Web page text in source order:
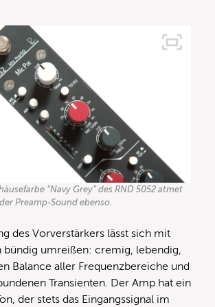
“Navy Grey” des RND 5052 atmet
Preamp-Sound ebenso.
des Vorverstärkers lässt sich mit
bündig umreißen: cremig, lebendig,
Balance aller Frequenzbereiche und
Transienten. Der Amp hat ein
der stets das Eingangssignal im